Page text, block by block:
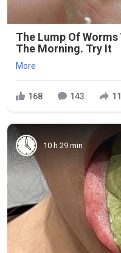
The Lump Of
The Morning. Try It
More
168 143
10 h 29 min